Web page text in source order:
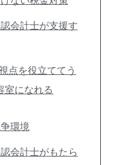
会計士が支援す
点を役立ててう
室になれる
環境
会計士がもたら